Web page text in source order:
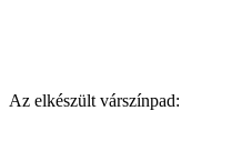
Az elkészült várszínpad: